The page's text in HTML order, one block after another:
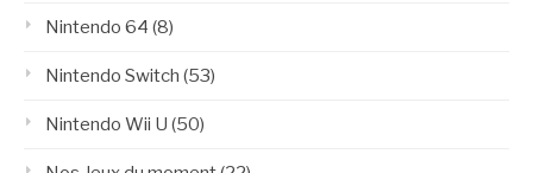
Nintendo 64 (8)
Nintendo Switch (53)
Nintendo Wii U (50)